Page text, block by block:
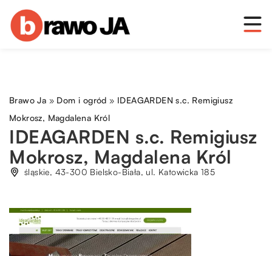
Brawo Ja » Dom i ogród » IDEAGARDEN s.c. Remigiusz
Mokrosz, Magdalena Król
IDEAGARDEN s.c. Remigiusz
Mokrosz, Magdalena Król
śląskie, 43-300 Bielsko-Biała, ul. Katowicka 185